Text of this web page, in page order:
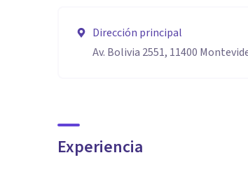
Dirección principal
Av. Bolivia 2551, 11400
Experiencia